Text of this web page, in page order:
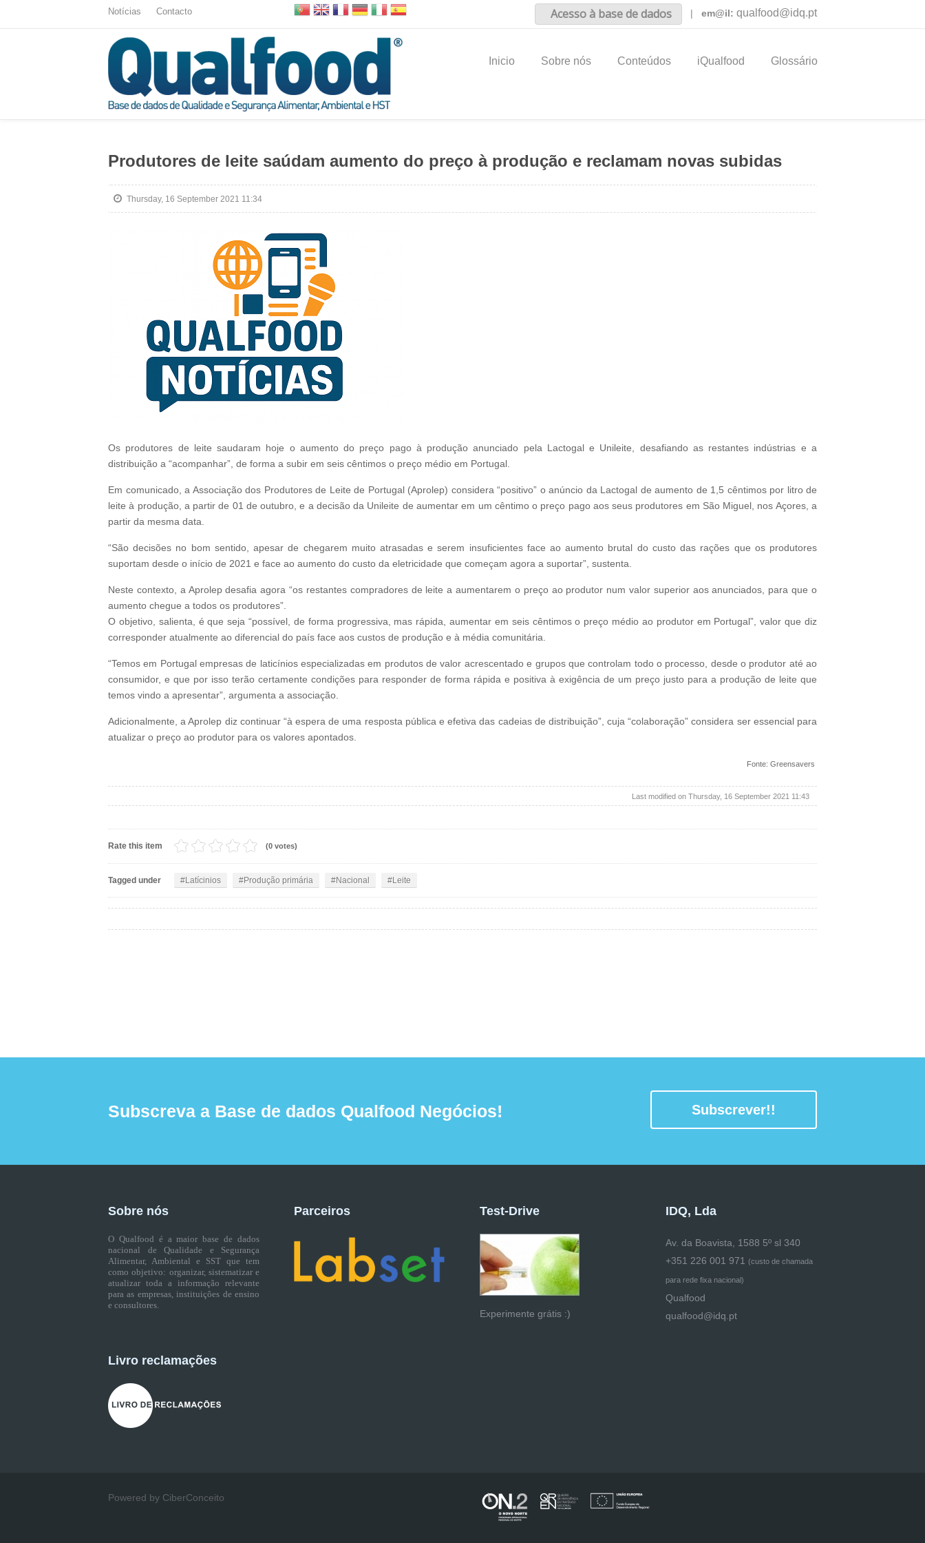
Notícias Contacto Acesso à base de dados | em@il: qualfood@idq.pt
Inicio Sobre nós Conteúdos iQualfood Glossário
Produtores de leite saúdam aumento do preço à produção e reclamam novas subidas
Thursday, 16 September 2021 11:34
Os produtores de leite saudaram hoje o aumento do preço pago à produção anunciado pela Lactogal e Unileite, desafiando as restantes indústrias e a
distribuição a “acompanhar”, de forma a subir em seis cêntimos o preço médio em Portugal.
Em comunicado, a Associação dos Produtores de Leite de Portugal (Aprolep) considera “positivo” o anúncio da Lactogal de aumento de 1,5 cêntimos por litro de
leite à produção, a partir de 01 de outubro, e a decisão da Unileite de aumentar em um cêntimo o preço pago aos seus produtores em São Miguel, nos Açores, a
partir da mesma data.
“São decisões no bom sentido, apesar de chegarem muito atrasadas e serem insuficientes face ao aumento brutal do custo das rações que os produtores
suportam desde o início de 2021 e face ao aumento do custo da eletricidade que começam agora a suportar”, sustenta.
Neste contexto, a Aprolep desafia agora “os restantes compradores de leite a aumentarem o preço ao produtor num valor superior aos anunciados, para que o
aumento chegue a todos os produtores”.
O objetivo, salienta, é que seja “possível, de forma progressiva, mas rápida, aumentar em seis cêntimos o preço médio ao produtor em Portugal”, valor que diz
corresponder atualmente ao diferencial do país face aos custos de produção e à média comunitária.
“Temos em Portugal empresas de laticínios especializadas em produtos de valor acrescentado e grupos que controlam todo o processo, desde o produtor até ao
consumidor, e que por isso terão certamente condições para responder de forma rápida e positiva à exigência de um preço justo para a produção de leite que
temos vindo a apresentar”, argumenta a associação.
Adicionalmente, a Aprolep diz continuar “à espera de uma resposta pública e efetiva das cadeias de distribuição”, cuja “colaboração” considera ser essencial para
atualizar o preço ao produtor para os valores apontados.
Fonte: Greensavers
Last modified on Thursday, 16 September 2021 11:43
Rate this item (0 votes)
Tagged under Latícinios Produção primária Nacional Leite
Subscreva a Base de dados Qualfood Negócios! Subscrever!!
Sobre nós
O Qualfood é a maior base de dados
nacional de Qualidade e Segurança
Alimentar, Ambiental e SST que tem
como objetivo: organizar, sistematizar e
atualizar toda a informação relevante
para as empresas, instituições de ensino
e consultores.
Livro reclamações
Parceiros Test-Drive
Experimente grátis :)
IDQ, Lda
Av. da Boavista, 1588 5º sl 340
+351 226 001 971 (custo de chamada
para rede fixa nacional)
Qualfood
qualfood@idq.pt
Powered by CiberConceito